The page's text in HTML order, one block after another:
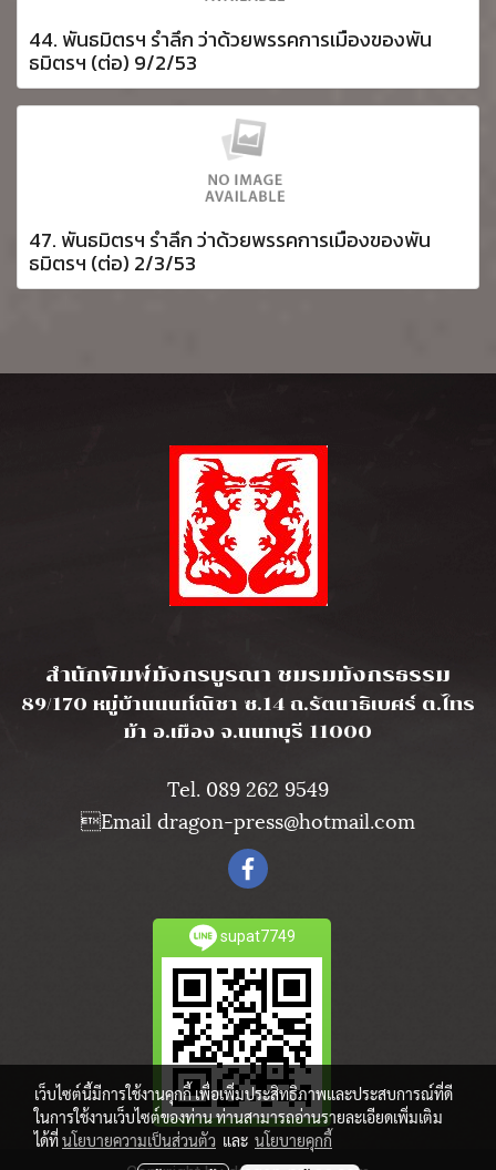
44. พันธมิตรฯ รำลึก ว่าด้วยพรรคการเมืองของพัน
ธมิตรฯ (ต่อ) 9/2/53
47. พันธมิตรฯ รำลึก ว่าด้วยพรรคการเมืองของพัน
ธมิตรฯ (ต่อ) 2/3/53
สำนักพิมพ์มังกรบูรณา ชมรมมังกรธรรม
89/170 หมู่บ้านนนท์ณิชา ซ.14 ถ.รัตนาธิเบศร์ ต.ไทร
ม้า อ.เมือง จ.นนทบุรี 11000
Tel. 089 262 9549
Email dragon-press@hotmail.com
supat7749
เว็บไซต์นี้มีการใช้งานคุกกี้ เพื่อเพิ่มประสิทธิภาพและประสบการณ์ที่ดี
ในการใช้งานเว็บไซต์ของท่าน ท่านสามารถอ่านรายละเอียดเพิ่มเติม
ได้ที่นโยบายความเป็นส่วนตัว และ นโยบายคุกกี้